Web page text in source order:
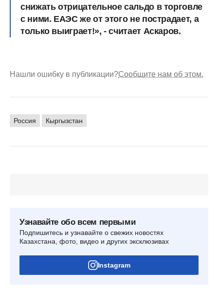
снижать отрицательное сальдо в торговле
с ними. ЕАЭС же от этого не пострадает, а
только выиграет!», - считает Аскаров.
Нашли ошибку в публикации?Сообщите нам об этом.
Россия Кыргызстан
Узнавайте обо всем первыми
Подпишитесь и узнавайте о свежих новостях
Казахстана, фото, видео и других эксклюзивах
Instagram